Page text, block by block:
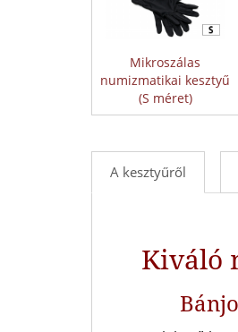
Mikroszálas
numizmatikai kesztyű
(S méret)
A kesztyűről
Kiváló